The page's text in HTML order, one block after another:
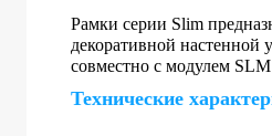
Рамки серии Slim
декоративной настенной
совместно с модулем
Технические